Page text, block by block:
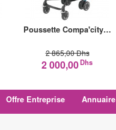
Poussette Compa'city…
2 865,00 Dhs
2 000,00Dhs
Offre Entreprise Annuaire